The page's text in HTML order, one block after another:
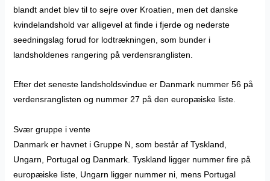
blandt andet blev til to sejre over Kroatien, men det danske
kvindelandshold var alligevel at finde i fjerde og nederste
seedningslag forud for lodtrækningen, som bunder i
landsholdenes rangering på verdensranglisten.
Efter det seneste landsholdsvindue er Danmark nummer 56 på
verdensranglisten og nummer 27 på den europæiske liste.
Svær gruppe i vente
Danmark er havnet i Gruppe N, som består af Tyskland,
Ungarn, Portugal og Danmark. Tyskland ligger nummer fire på
europæiske liste, Ungarn ligger nummer ni, mens Portugal